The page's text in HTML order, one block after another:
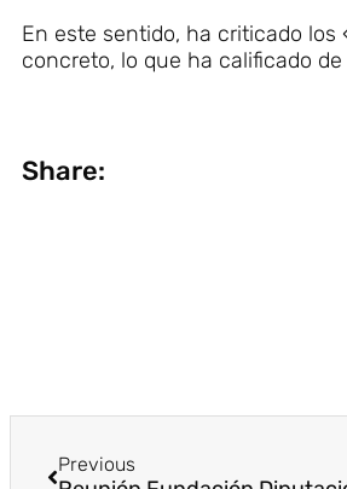
En este sentido, ha criticado los
concreto, lo que ha calificado de
Share:
Previous